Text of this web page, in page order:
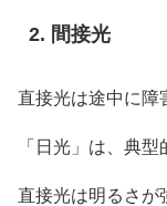
間接光
直接光は途中に障
「日光」は、典型
直接光は明るさが